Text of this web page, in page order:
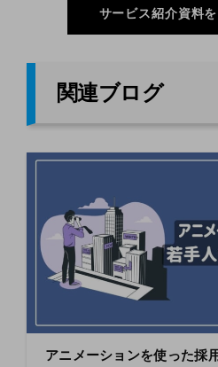
サービス紹介資料
関連ブログ
アニメーションを使った採